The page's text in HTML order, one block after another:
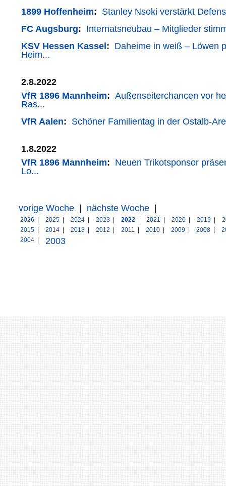
1899 Hoffenheim: Stanley Nsoki verstärkt
FC Augsburg: Internatsneubau – Mitglieder
KSV Hessen Kassel : Daheime in weiß – Löwen
Heim...
2.8.2022
VfR 1896 Mannheim: Außenseiterchancen vor
Ras...
VfR Aalen: Schöner Familientag in der Ostalb-
1.8.2022
VfR 1896 Mannheim: Neuen Trikotsponsor
Lo...
vorige Woche nächste Woche
2026 2025 2024 2023 2022 2021 2020 2019
2015
2014 2013 2012 2011 2010 2009 2008
2004
2003